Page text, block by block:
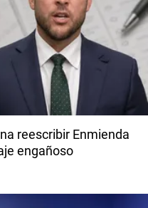
reescribir Enmienda
engañoso